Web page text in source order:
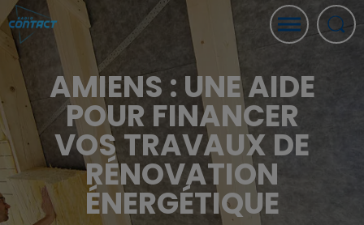
AMIENS : UNE AIDE
POUR FINANCER
VOS TRAVAUX DE
RÉNOVATION
ÉNERGÉTIQUE